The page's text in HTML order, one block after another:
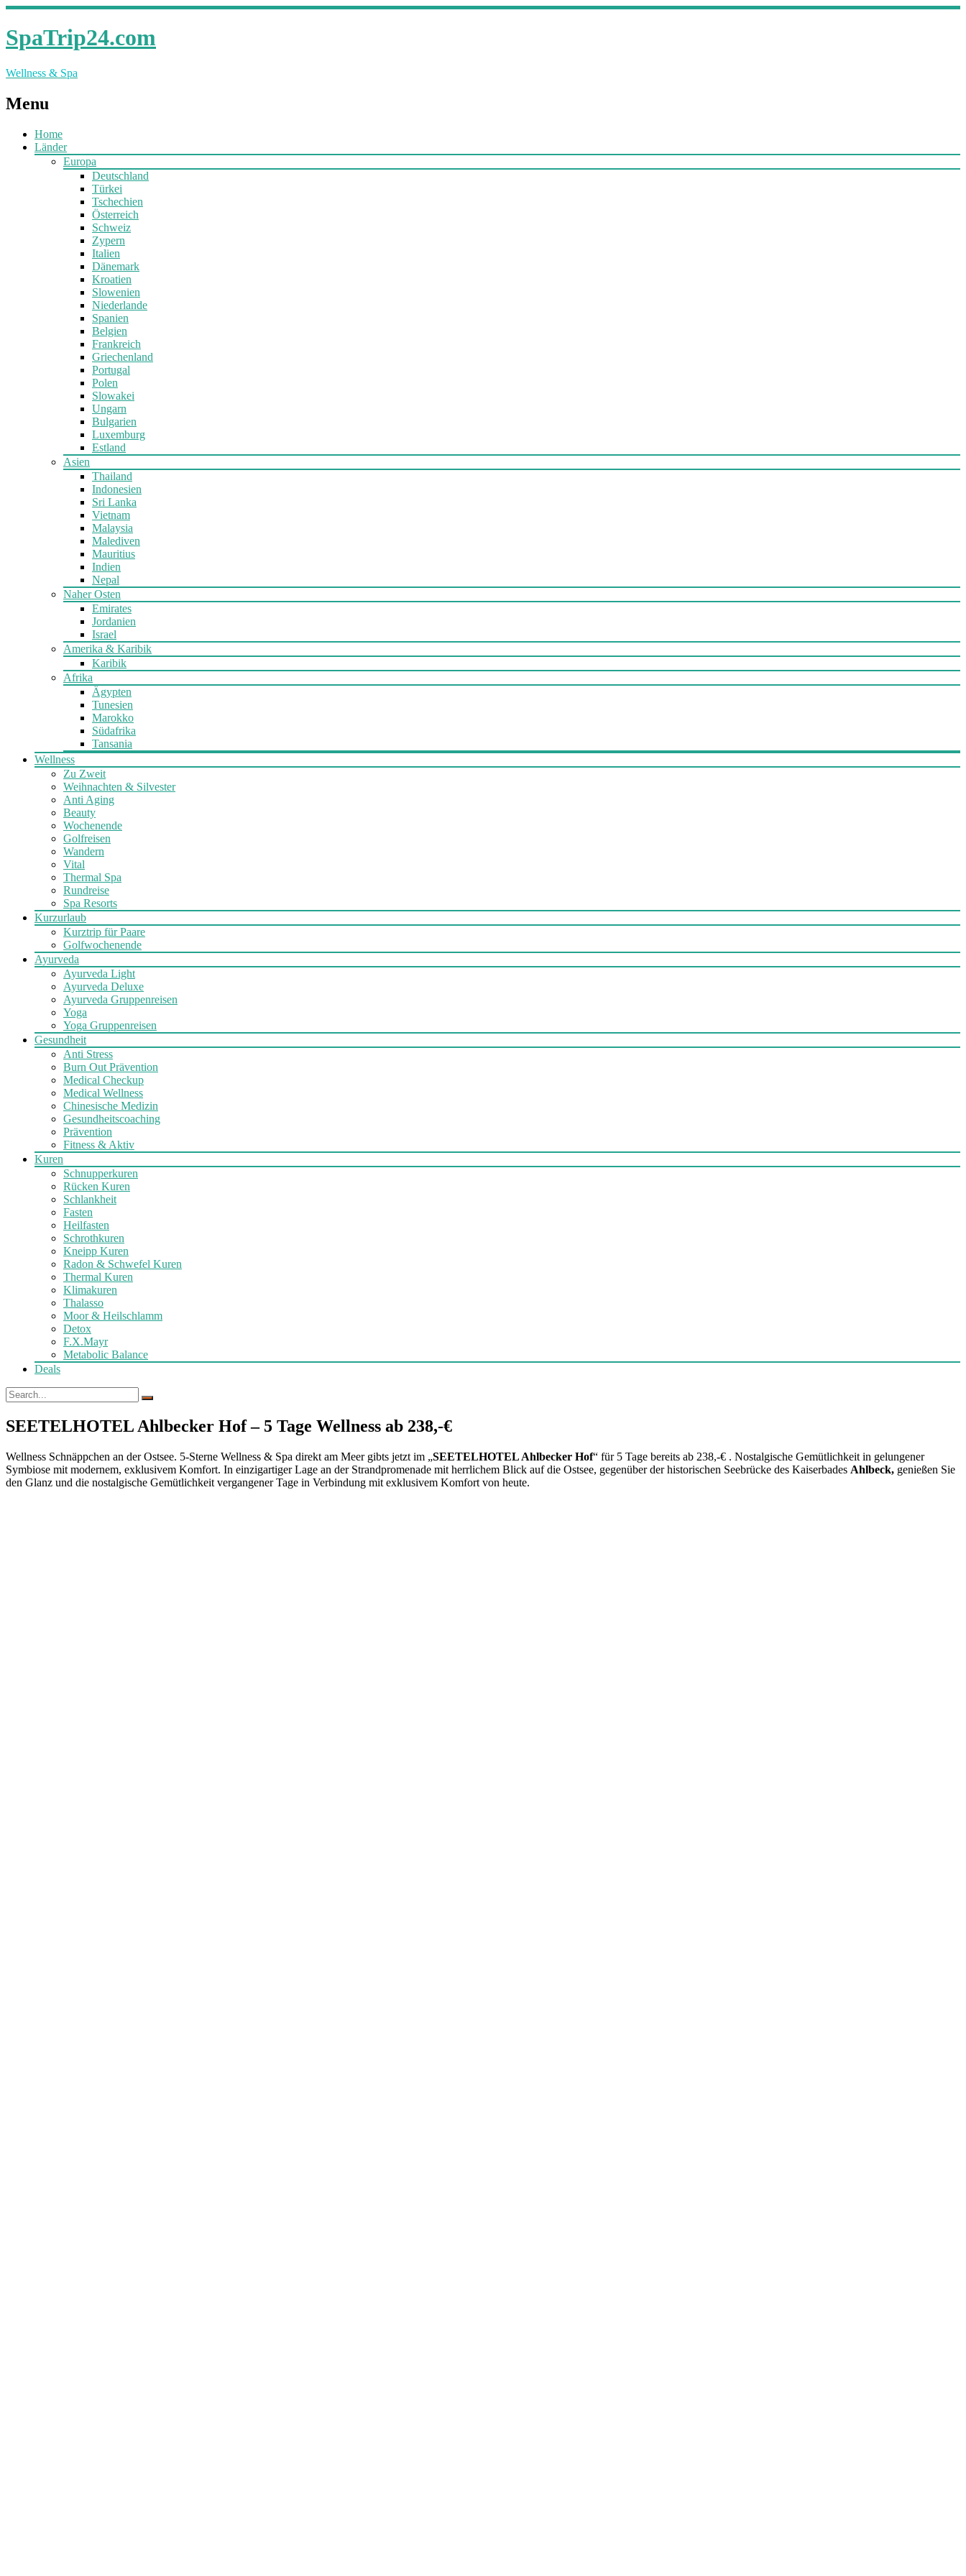
SpaTrip24.com
Wellness & Spa
Menu
Home
Länder
Europa
Deutschland
Türkei
Tschechien
Österreich
Schweiz
Zypern
Italien
Dänemark
Kroatien
Slowenien
Niederlande
Spanien
Belgien
Frankreich
Griechenland
Portugal
Polen
Slowakei
Ungarn
Bulgarien
Luxemburg
Estland
Asien
Thailand
Indonesien
Sri Lanka
Vietnam
Malaysia
Malediven
Mauritius
Indien
Nepal
Naher Osten
Emirates
Jordanien
Israel
Amerika & Karibik
Karibik
Afrika
Ägypten
Tunesien
Marokko
Südafrika
Tansania
Wellness
Zu Zweit
Weihnachten & Silvester
Anti Aging
Beauty
Wochenende
Golfreisen
Wandern
Vital
Thermal Spa
Rundreise
Spa Resorts
Kurzurlaub
Kurztrip für Paare
Golfwochenende
Ayurveda
Ayurveda Light
Ayurveda Deluxe
Ayurveda Gruppenreisen
Yoga
Yoga Gruppenreisen
Gesundheit
Anti Stress
Burn Out Prävention
Medical Checkup
Medical Wellness
Chinesische Medizin
Gesundheitscoaching
Prävention
Fitness & Aktiv
Kuren
Schnupperkuren
Rücken Kuren
Schlankheit
Fasten
Heilfasten
Schrothkuren
Kneipp Kuren
Radon & Schwefel Kuren
Thermal Kuren
Klimakuren
Thalasso
Moor & Heilschlamm
Detox
F.X.Mayr
Metabolic Balance
Deals
SEETELHOTEL Ahlbecker Hof – 5 Tage Wellness ab 238,-€
Wellness Schnäppchen an der Ostsee. 5-Sterne Wellness & Spa direkt am Meer gibts jetzt im „SEETELHOTEL Ahlbecker Hof“ für 5 Tage bereits ab 238,-€ . Nostalgische Gemütlichkeit in gelungener
Symbiose mit modernem, exklusivem Komfort. In einzigartiger Lage an der Strandpromenade mit herrlichem Blick auf die Ostsee, gegenüber der historischen Seebrücke des Kaiserbades Ahlbeck, genießen Sie
den Glanz und die nostalgische Gemütlichkeit vergangener Tage in Verbindung mit exklusivem Komfort von heute.